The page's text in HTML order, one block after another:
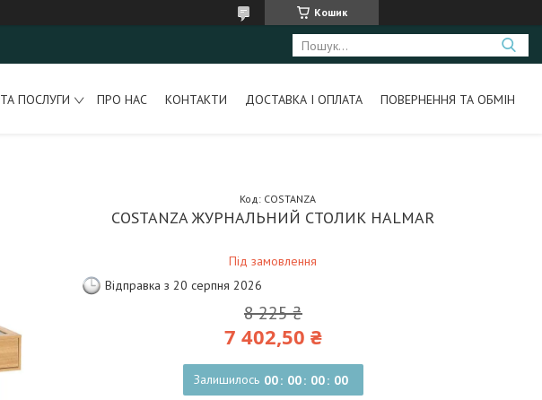
Кошик
ПОСЛУГИ ПРО НАС КОНТАКТИ ДОСТАВКА І ОПЛАТА ПОВЕРНЕННЯ ТА ОБМІН
COSTANZA ЖУРНАЛЬНИЙ СТОЛИК HALMAR
Під замовлення
Код: COSTANZA
Відправка з 20 серпня 2026
8 225 ₴
7 402,50 ₴
Залишилось 00 00 00 00